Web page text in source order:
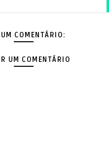
COMENTÁRIO:
UM COMENTÁRIO